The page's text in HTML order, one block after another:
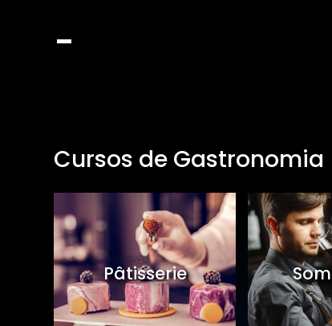
Cursos de Gastronomia
Pâtisserie